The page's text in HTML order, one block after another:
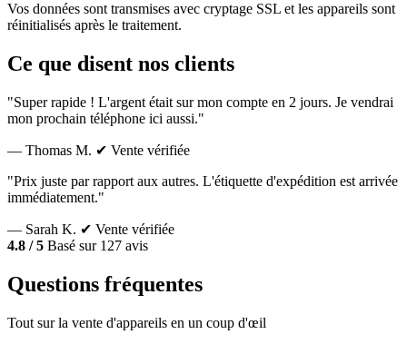
Vos données sont transmises avec cryptage SSL et les appareils sont
réinitialisés après le traitement.
Ce que disent nos clients
"Super rapide ! L'argent était sur mon compte en 2 jours. Je vendrai
mon prochain téléphone ici aussi."
— Thomas M. ✔ Vente vérifiée
"Prix juste par rapport aux autres. L'étiquette d'expédition est arrivée
immédiatement."
— Sarah K. ✔ Vente vérifiée
4.8 / 5 Basé sur 127 avis
Questions fréquentes
Tout sur la vente d'appareils en un coup d'œil